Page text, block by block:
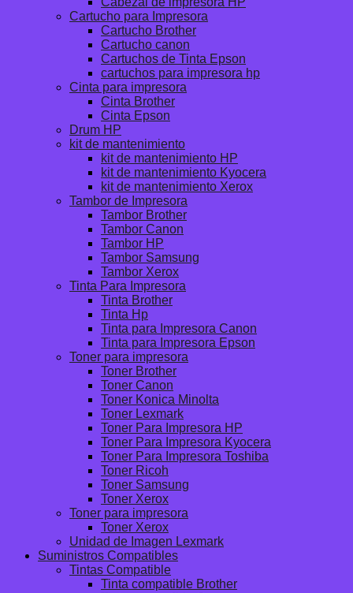
Cartucho para Impresora
Cartucho Brother
Cartucho canon
Cartuchos de Tinta Epson
cartuchos para impresora hp
Cinta para impresora
Cinta Brother
Cinta Epson
Drum HP
kit de mantenimiento
kit de mantenimiento HP
kit de mantenimiento Kyocera
kit de mantenimiento Xerox
Tambor de Impresora
Tambor Brother
Tambor Canon
Tambor HP
Tambor Samsung
Tambor Xerox
Tinta Para Impresora
Tinta Brother
Tinta Hp
Tinta para Impresora Canon
Tinta para Impresora Epson
Toner para impresora
Toner Brother
Toner Canon
Toner Konica Minolta
Toner Lexmark
Toner Para Impresora HP
Toner Para Impresora Kyocera
Toner Para Impresora Toshiba
Toner Ricoh
Toner Samsung
Toner Xerox
Toner para impresora
Toner Xerox
Unidad de Imagen Lexmark
Suministros Compatibles
Tintas Compatible
Tinta compatible Brother